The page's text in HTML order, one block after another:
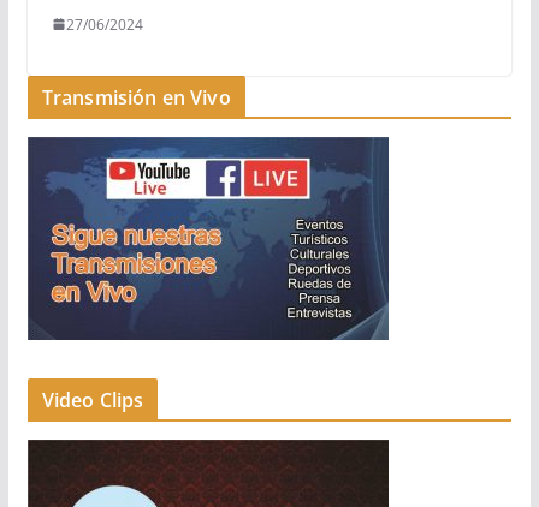
27/06/2024
Transmisión en Vivo
Video Clips